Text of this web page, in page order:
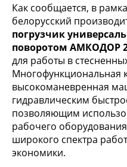
Как сообщается, в
белорусский
погрузчик
поворотом АМКОДОР
для работы в
Многофункциональная
высокоманевренная
гидравлическим
позволяющим
рабочего
широкого спектра
экономики.